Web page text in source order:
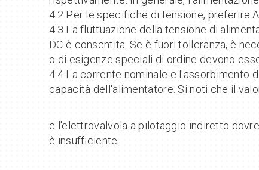
4.2 Per le specifiche di tensione, preferire
4.3 La fluttuazione della tensione di
DC è consentita. Se è fuori tolleranza, è
o di esigenze speciali di ordine devono
4.4 La corrente nominale e l'assorbimento
capacità dell'alimentatore. Si noti che il
e l'elettrovalvola a pilotaggio indiretto
è insufficiente.